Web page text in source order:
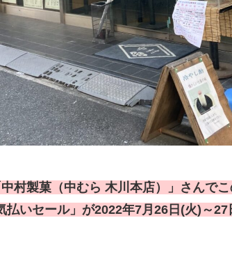
村製菓（中むら 木川本店）」さんでこ
払いセール」が2022年7月26日(火)～